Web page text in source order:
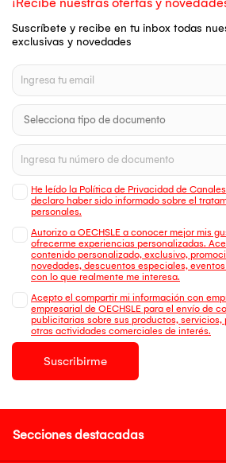
Suscríbete y recibe en tu inbox todas
exclusivas y novedades
He leído la Política de Privacidad de
declaro haber sido informado sobre el
personales.
Autorizo a OECHSLE a conocer mejor mis
ofrecerme experiencias personalizadas.
contenido personalizado, exclusivo,
novedades, descuentos especiales,
con lo que realmente me interesa.
Acepto el compartir mi información con
empresarial de OECHSLE para el envío de
publicitarias sobre sus productos, servicios,
otras actividades comerciales de interés.
Suscribirme
Secciones destacadas